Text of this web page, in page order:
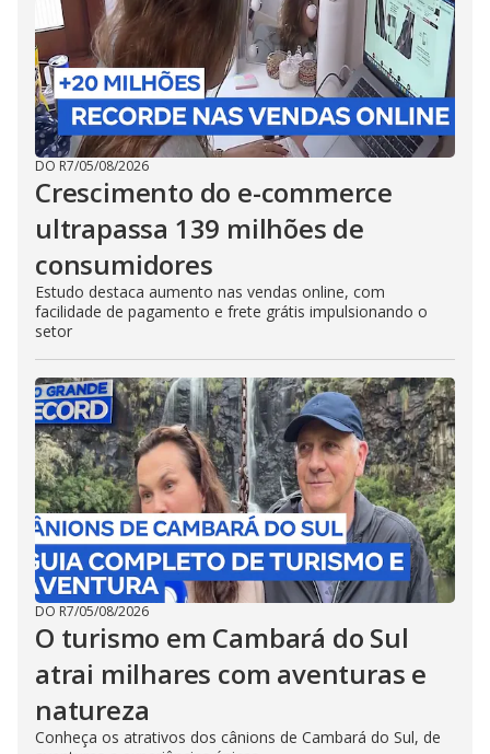
DO R7/05/08/2026
Crescimento do e-commerce
ultrapassa 139 milhões de
consumidores
Estudo destaca aumento nas vendas online, com
facilidade de pagamento e frete grátis impulsionando o
setor
DO R7/05/08/2026
O turismo em Cambará do Sul
atrai milhares com aventuras e
natureza
Conheça os atrativos dos cânions de Cambará do Sul, de